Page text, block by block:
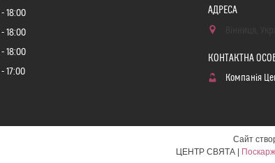
18:00
18:00
18:00
17:00
Компанія
Сайт
ЦЕНТР СВЯТА |